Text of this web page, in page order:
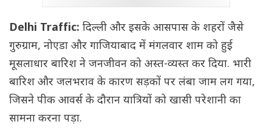
Delhi Traffic: दिल्ली और इसके आसपास के शहरों जैसे
गुरुग्राम, नोएडा और गाजियाबाद में मंगलवार शाम को हुई
मूसलाधार बारिश ने जनजीवन को अस्त-व्यस्त कर दिया. भारी
बारिश और जलभराव के कारण सड़कों पर लंबा जाम लग गया,
जिसने पीक आवर्स के दौरान यात्रियों को खासी परेशानी का
सामना करना पड़ा.